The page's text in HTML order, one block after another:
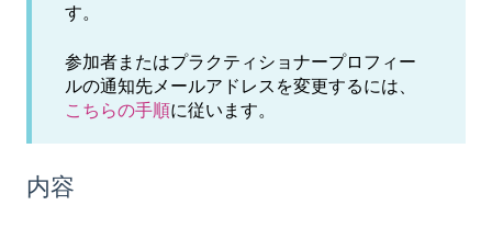
す。
参加者またはプラクティショナープロフィー
ルの通知先メールアドレスを変更するには、
こちらの手順に従います。
内容